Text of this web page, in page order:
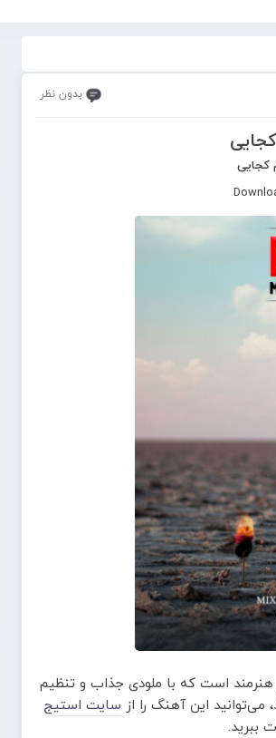
بدون نظر
کجایی
هنرمند است که با ملودی جذاب و تنظیم
این آهنگ را از سایت استیج
ببرید.